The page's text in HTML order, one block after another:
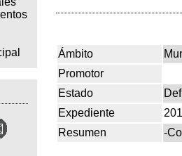
Ámbito
Promotor
Estado
Expediente
Resumen
-